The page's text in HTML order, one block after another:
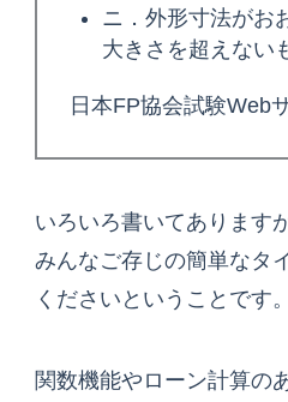
ニ．外形寸法がお
大きさを超えない
日本FP協会試験Web
いろいろ書いてあります
みんなご存じの簡単なタ
くださいということです。
関数機能やローン計算の